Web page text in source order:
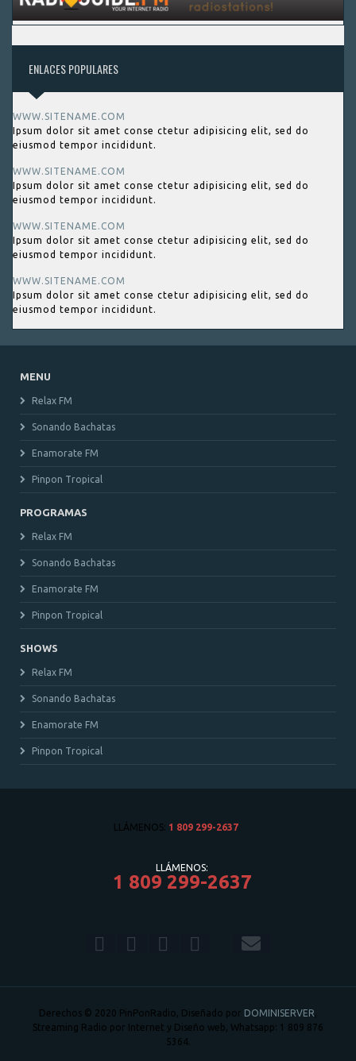
ENLACES POPULARES
WWW.SITENAME.COM
Ipsum dolor sit amet conse ctetur adipisicing elit, sed do
eiusmod tempor incididunt.
WWW.SITENAME.COM
Ipsum dolor sit amet conse ctetur adipisicing elit, sed do
eiusmod tempor incididunt.
WWW.SITENAME.COM
Ipsum dolor sit amet conse ctetur adipisicing elit, sed do
eiusmod tempor incididunt.
WWW.SITENAME.COM
Ipsum dolor sit amet conse ctetur adipisicing elit, sed do
eiusmod tempor incididunt.
MENU
Relax FM
Sonando Bachatas
Enamorate FM
Pinpon Tropical
PROGRAMAS
Relax FM
Sonando Bachatas
Enamorate FM
Pinpon Tropical
SHOWS
Relax FM
Sonando Bachatas
Enamorate FM
Pinpon Tropical
LLÁMENOS: 1 809 299-2637
LLÁMENOS:
1 809 299-2637
Derechos © 2020 PinPonRadio, Diseñado por DOMINISERVER,
Streaming Radio por Internet y Diseño web, Whatsapp: 1 809 876
5364.